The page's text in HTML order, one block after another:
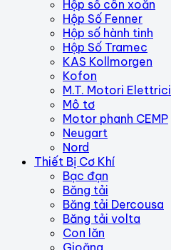
Hộp số côn xoắn
Hộp Số Fenner
Hộp số hành tinh
Hộp Số Tramec
KAS Kollmorgen
Kofon
M.T. Motori Elettrici
Mô tơ
Motor phanh CEMP
Neugart
Nord
Thiết Bị Cơ Khí
Bạc đạn
Băng tải
Băng tải Dercousa
Băng tải volta
Con lăn
Gioăng